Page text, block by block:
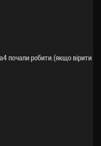
почали робити.(якщо вірити